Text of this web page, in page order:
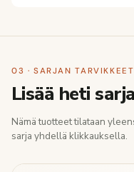
03 · SARJAN TARVIKKEET
Lisää heti
Nämä tuotteet tilataan
sarja yhdellä klikkauksella.